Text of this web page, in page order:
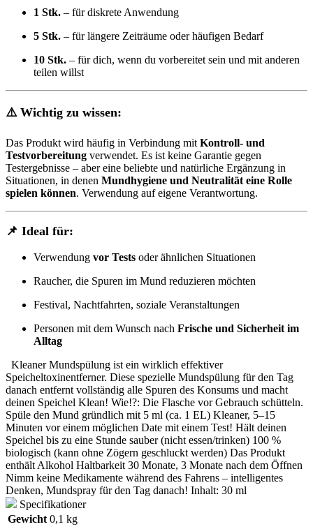
1 Stk. – für diskrete Anwendung
5 Stk. – für längere Zeiträume oder häufigen Bedarf
10 Stk. – für dich, wenn du vorbereitet sein und mit anderen
teilen willst
⚠️ Wichtig zu wissen:
Das Produkt wird häufig in Verbindung mit Kontroll- und
Testvorbereitung verwendet. Es ist keine Garantie gegen
Testergebnisse – aber eine beliebte und natürliche Ergänzung in
Situationen, in denen Mundhygiene und Neutralität eine Rolle
spielen können. Verwendung auf eigene Verantwortung.
📌 Ideal für:
Verwendung vor Tests oder ähnlichen Situationen
Raucher, die Spuren im Mund reduzieren möchten
Festival, Nachtfahrten, soziale Veranstaltungen
Personen mit dem Wunsch nach Frische und Sicherheit im
Alltag
Kleaner Mundspülung ist ein wirklich effektiver
Speicheltoxinentferner. Diese spezielle Mundspülung für den Tag
danach entfernt vollständig alle Spuren des Konsums und macht
deinen Speichel Klean! Wie!?: Die Flasche vor Gebrauch schütteln.
Spüle den Mund gründlich mit 5 ml (ca. 1 EL) Kleaner, 5–15
Minuten vor einem möglichen Date mit einem Test! Hält deinen
Speichel bis zu eine Stunde sauber (nicht essen/trinken) 100 %
biologisch (kann ohne Zögern geschluckt werden) Das Produkt
enthält Alkohol Haltbarkeit 30 Monate, 3 Monate nach dem Öffnen
Nimm keine Medikamente während des Fahrens – intelligentes
Denken, Mundspray für den Tag danach! Inhalt: 30 ml
Specifikationer
Gewicht 0,1 kg